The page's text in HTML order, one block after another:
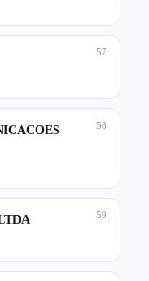
57
58
59